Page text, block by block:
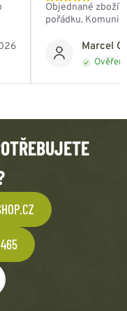
Marcel
Objednané zboží
pořádku.